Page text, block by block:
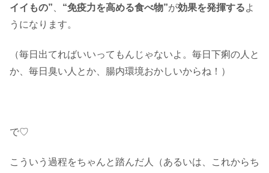
イイもの”
“免疫力を高める食べ物”が効果を発揮するよ
うになります。
（毎日出てればいいってもんじゃないよ。毎日下痢の人と
か、毎日臭い人とか、腸内環境おかしいからね！）
で♡
こういう過程をちゃんと踏んだ人（あるいは、これからち